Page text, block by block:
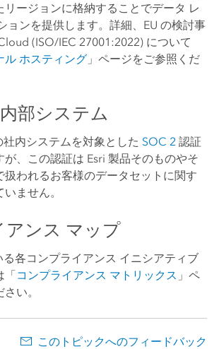
リージョンに格納することでデータ レ
ョンを提供します。詳細、EU の検討事
(ISO/IEC 27001:2022) について
ル ホスティング」ページをご参照くだ
部システム
社内システムを対象とした SOC 2 認証
が、この認証は Esri 製品そのものやそ
扱われるお客様のデータセットに関す
ません。
アンス マップ
る各コンプライアンス イニシアティブ
「コンプライアンス マトリックス 」ペ
い。
このトピックへのフィードバック